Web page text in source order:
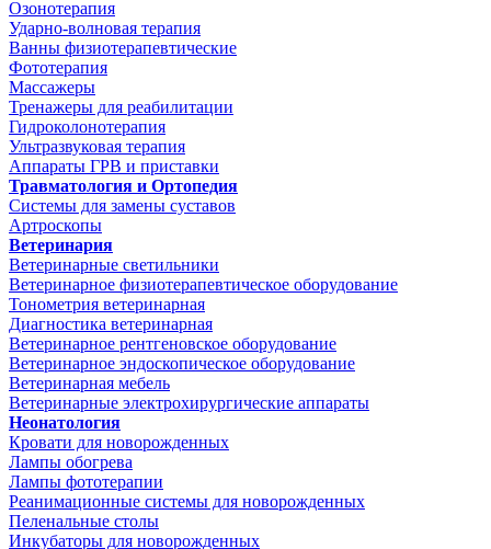
Озонотерапия
Ударно-волновая терапия
Ванны физиотерапевтические
Фототерапия
Массажеры
Тренажеры для реабилитации
Гидроколонотерапия
Ультразвуковая терапия
Аппараты ГРВ и приставки
Травматология и Ортопедия
Системы для замены суставов
Артроскопы
Ветеринария
Ветеринарные светильники
Ветеринарное физиотерапевтическое оборудование
Тонометрия ветеринарная
Диагностика ветеринарная
Ветеринарное рентгеновское оборудование
Ветеринарное эндоскопическое оборудование
Ветеринарная мебель
Ветеринарные электрохирургические аппараты
Неонатология
Кровати для новорожденных
Лампы обогрева
Лампы фототерапии
Реанимационные системы для новорожденных
Пеленальные столы
Инкубаторы для новорожденных